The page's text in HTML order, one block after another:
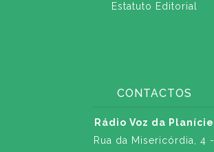
Estatuto Editorial
CONTACTOS
Rádio Voz da Planície
Rua da Misericórdia, 4 -